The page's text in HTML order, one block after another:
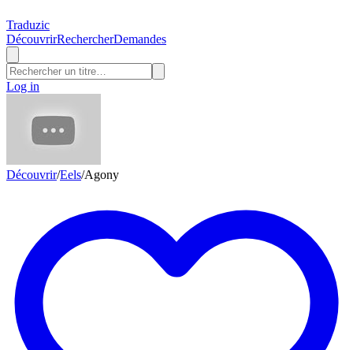
Traduzic
DécouvrirRechercherDemandes
Log in
Découvrir/Eels/Agony